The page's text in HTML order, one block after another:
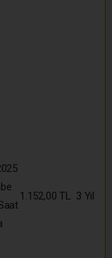
1.152,00 TL 3 Yıl